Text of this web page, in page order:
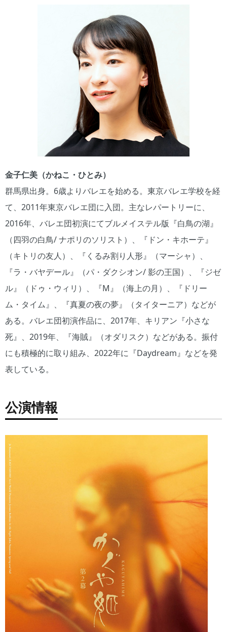
金子仁美（かねこ・ひとみ）
群馬県出身。6歳よりバレエを始める。東京バレエ学校を経
て、2011年東京バレエ団に入団。主なレパートリーに、
2016年、バレエ団初演にてブルメイステル版『白鳥の湖』
（四羽の白鳥/ ナポリのソリスト）、『ドン・キホーテ』
（キトリの友人）、『くるみ割り人形』（マーシャ）、
『ラ・バヤデール』（パ・ダクシオン/ 影の王国）、『ジゼ
ル』（ドゥ・ウィリ）、『M』（海上の月）、『ドリー
ム・タイム』、『真夏の夜の夢』（タイターニア）などが
ある。バレエ団初演作品に、2017年、キリアン『小さな
死』、2019年、『海賊』（オダリスク）などがある。振付
にも積極的に取り組み、2022年に『Daydream』などを発
表している。
公演情報